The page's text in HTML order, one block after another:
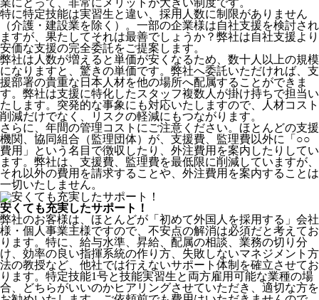
特に特定技能は実習生と違い、採用人数に制限がありません
（介護・建設業を除く）。一部の企業様は自社支援を検討され
ますが、果たしてそれは最善でしょうか？弊社は自社支援より
安価な支援の完全委託をご提案します。
弊社は人数が増えると単価が安くなるため、数十人以上の規模
になりますと、驚きの単価です。弊社へ委託いただければ、支
援部署の貴重な日本人材を他の場所へ配属することができま
す。弊社は支援に特化したスタッフ複数人が掛け持ちで担当い
たします。突発的な事象にも対応いたしますので、人材コスト
削減だけでなく、リスクの軽減にもつながります。
さらに、年間の管理コストにご注意ください。ほとんどの支援
機関、協同組合（監理団体）が、支援費、監理費以外に「○○
費用」という名目で徴収したり、外注費用を案内したりしてい
ます。弊社は、支援費、監理費を最低限に削減していますが、
それ以外の費用を請求することや、外注費用を案内することは
一切いたしません。
安くても充実したサポート！
弊社のお客様は、ほとんどが 「初めて外国人を採用する」 会社
様・個人事業主様ですので、不安点の解消は必須だと考えてお
ります。特に、給与水準、昇給、配属の相談、業務の切り分
け、効率の良い指揮系統の作り方、失敗しないマネジメント方
法の教授など、 他社では行えないサポート体制 を確立させてお
ります。特定技能1号と技能実習生と両方雇用可能な業種の場
合、どちらがいいのかヒアリングさせていただき、適切な方を